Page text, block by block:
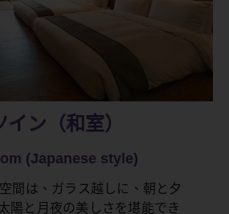
ン（和室）
(Japanese style)
間は、ガラス越しに、朝と夕
陽と月夜の美しさを堪能でき